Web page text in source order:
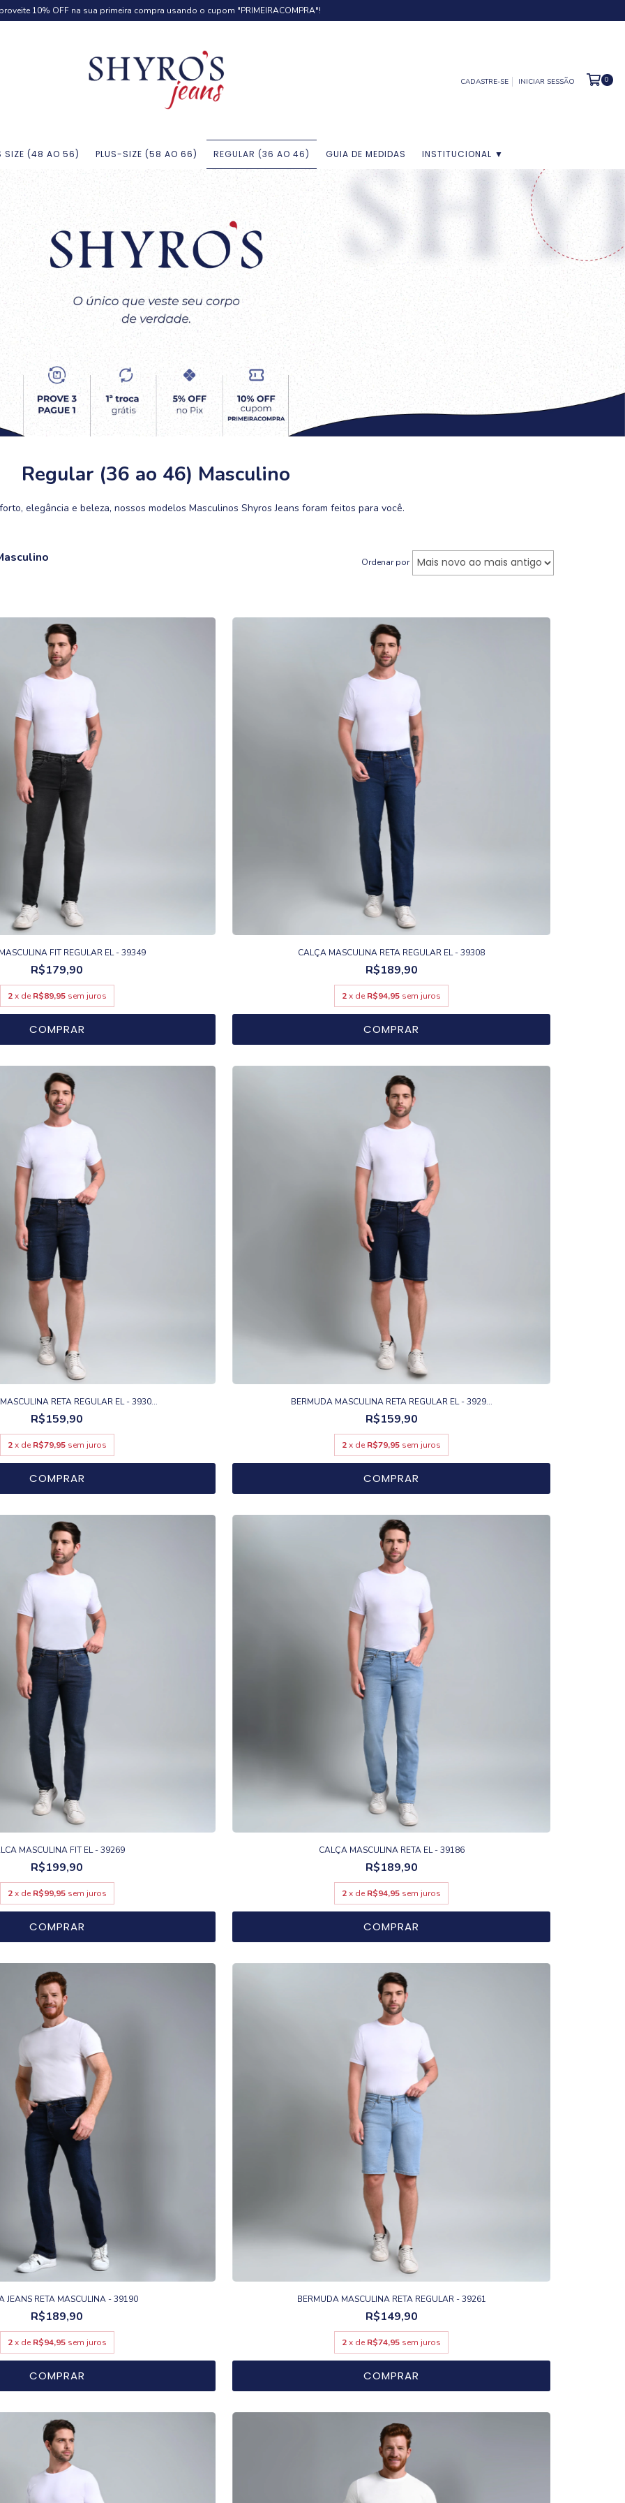
10% OFF na sua primeira compra usando o cupom "PRIMEIRACOMPRA"!
CADASTRE-SE INICIAR SESSÃO 0
SIZE (48 AO 56) PLUS-SIZE (58 AO 66) REGULAR (36 AO 46) GUIA DE MEDIDAS INSTITUCIONAL ▼
Regular (36 ao 46) Masculino
elegância e beleza, nossos modelos Masculinos Shyros Jeans foram feitos para você.
Ordenar por
FIT REGULAR EL - 39349
R$179,90
2 x de R$89,95 sem juros
COMPRAR
CALÇA MASCULINA RETA REGULAR EL - 39308
R$189,90
2x de R$94,95 sem juros
COMPRAR
RETA REGULAR EL - 3930...
R$159,90
2 x de R$79,95 sem juros
COMPRAR
BERMUDA MASCULINA RETA REGULAR EL - 3929...
R$159,90
2x de R$79,95 sem juros
COMPRAR
MASCULINA FIT EL - 39269
R$199,90
2 x de R$99,95 sem juros
COMPRAR
CALÇA MASCULINA RETA EL - 39186
R$189,90
2x de R$94,95 sem juros
COMPRAR
JEANS RETA MASCULINA - 39190
R$189,90
2 x de R$94,95 sem juros
COMPRAR
BERMUDA MASCULINA RETA REGULAR - 39261
R$149,90
2x de R$74,95 sem juros
COMPRAR